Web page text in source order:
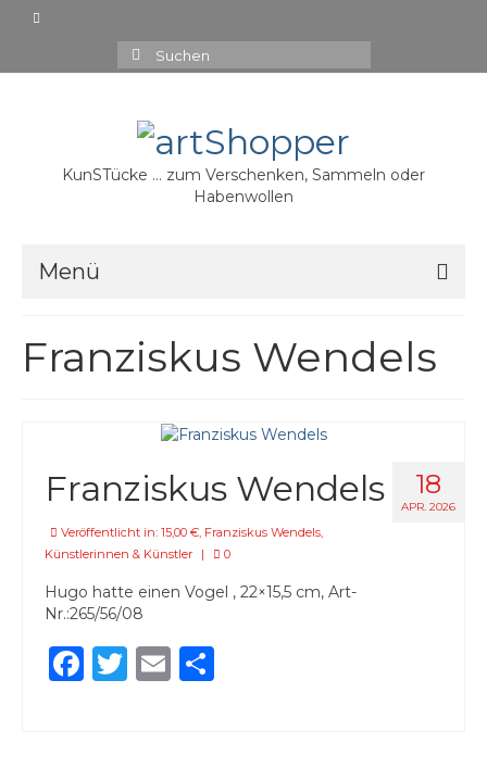
Suchen
nach:
KunSTücke … zum Verschenken, Sammeln oder
Habenwollen
Menü
20,00 €
55,00 €
85,00 €
90,00 €
95,00 €
Franziskus Wendels
18
APR. 2026
Franziskus Wendels
Veröffentlicht in: 15,00 €, Franziskus Wendels,
Künstlerinnen & Künstler
| 0
Hugo hatte einen Vogel , 22×15,5 cm, Art-
Nr.:265/56/08
Facebook
Twitter
Email